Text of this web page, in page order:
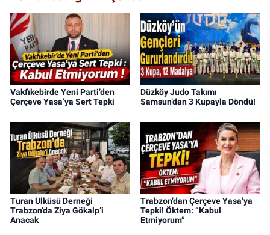
Vakfıkebirde Yeni Parti’den
Çerçeve Yasa’ya Sert Tepki
Düzköy Judo Takımı
Samsun’dan 3 Kupayla Döndü!
Turan Ülküsü Derneği
Trabzon’da Ziya Gökalp’i
Anacak
Trabzon’dan Çerçeve Yasa’ya
Tepki! Öktem: “Kabul
Etmiyorum”